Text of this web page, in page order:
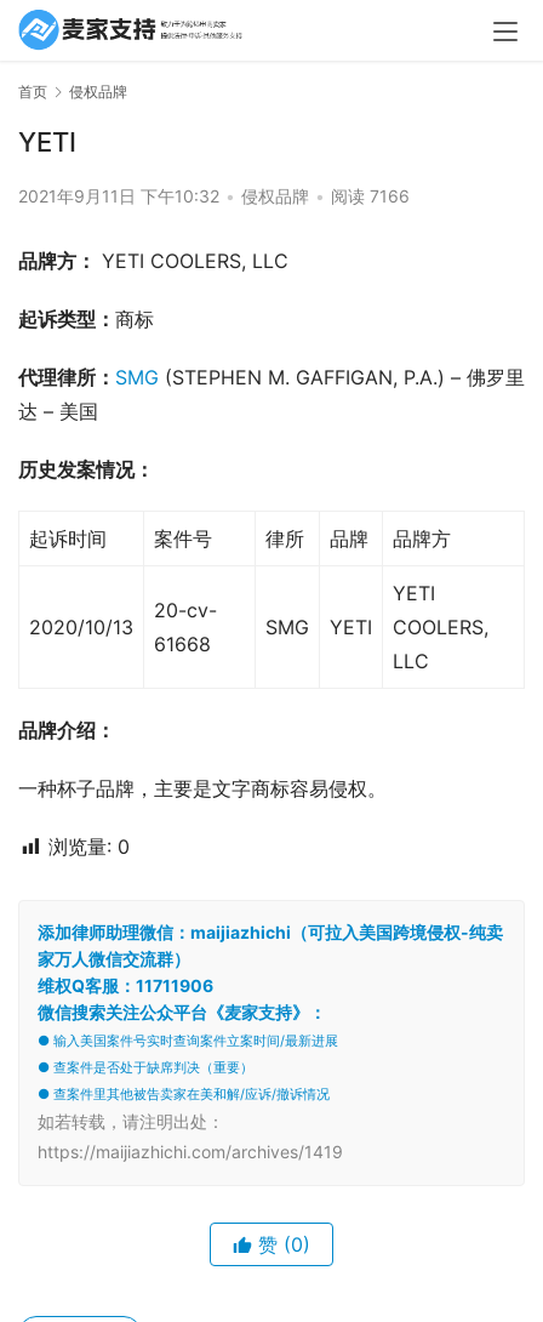
首页 侵权品牌
YETI
2021年9月11日 下午10:32 • 侵权品牌 • 阅读 7166
品牌方： YETI COOLERS, LLC
起诉类型： 商标
代理律所： SMG (STEPHEN M. GAFFIGAN, P.A.) – 佛罗里
达 – 美国
历史发案情况：
起诉时间 案件号 律所 品牌 品牌方
2020/10/13
20-cv-
61668
SMG YETI
YETI
COOLERS,
LLC
品牌介绍：
一种杯子品牌，主要是文字商标容易侵权。
浏览量: 0
添加律师助理微信：maijiazhichi（可拉入美国跨境侵权-纯卖
家万人微信交流群）
维权Q客服：11711906
微信搜索关注公众平台《麦家支持》：
● 输入美国案件号实时查询案件立案时间/最新进展
● 查案件是否处于缺席判决（重要）
● 查案件里其他被告卖家在美和解/应诉/撤诉情况
如若转载，请注明出处：
https://maijiazhichi.com/archives/1419
赞 (0)